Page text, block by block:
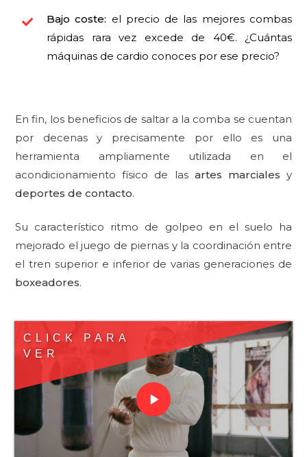
Bajo coste: el precio de las mejores combas
rápidas rara vez excede de 40€. ¿Cuántas
máquinas de cardio conoces por ese precio?
En fin, los beneficios de saltar a la comba se cuentan
por decenas y precisamente por ello es una
herramienta ampliamente utilizada en el
acondicionamiento físico de las artes marcialesy
deportes de contacto.
Su característico ritmo de golpeo en el suelo ha
mejorado el juego de piernas y la coordinación entre
el tren superior e inferior de varias generaciones de
boxeadores.
CLICK PARA
VER